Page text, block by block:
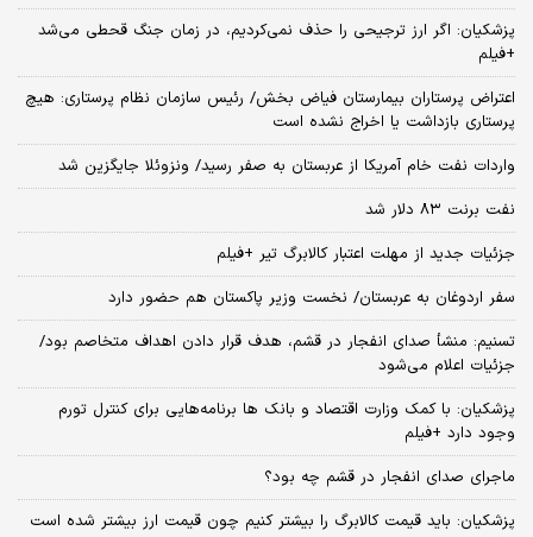
پزشکیان: اگر ارز ترجیحی را حذف نمی‌کردیم، در زمان جنگ قحطی می‌شد
+فیلم
اعتراض پرستاران بیمارستان فیاض بخش/ رئیس سازمان نظام پرستاری: هیچ
پرستاری بازداشت یا اخراج نشده است
واردات نفت خام آمریکا از عربستان به صفر رسید/ ونزوئلا جایگزین شد
نفت برنت ۸۳ دلار شد
جزئیات جدید از مهلت اعتبار کالابرگ تیر +فیلم
سفر اردوغان به عربستان/ نخست وزیر پاکستان هم حضور دارد
تسنیم: منشأ صدای انفجار در قشم، هدف قرار دادن اهداف متخاصم بود/
جزئیات اعلام می‌شود
پزشکیان: با کمک وزارت اقتصاد و بانک ها برنامه‌هایی برای کنترل تورم
وجود دارد +فیلم
ماجرای صدای انفجار در قشم چه بود؟
پزشکیان: باید قیمت کالابرگ را بیشتر کنیم چون قیمت ارز بیشتر شده است